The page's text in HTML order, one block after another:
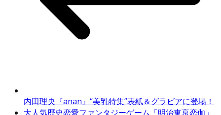
内田理央『anan』“美乳特集”表紙＆グラビアに登場！
大人気歴史恋愛ファンタジーゲーム「明治東亰恋伽」